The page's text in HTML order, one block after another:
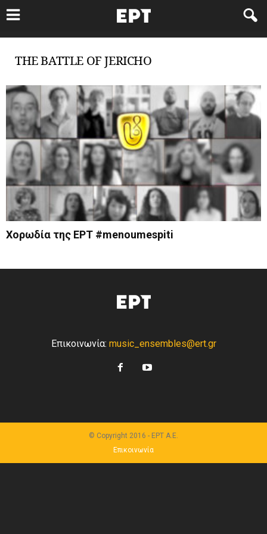
THE BATTLE OF JERICHO
Χορωδία της ΕΡΤ #menoumespiti
Επικοινωνία: music_ensembles@ert.gr
© Copyright 2016 - ΕΡΤ Α.Ε.
Επικοινωνία